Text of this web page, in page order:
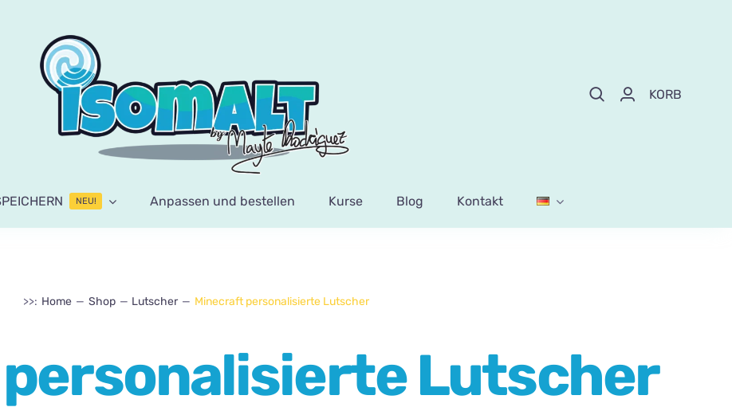
KORB
NEU! Anpassen und bestellen Kurse Blog Kontakt
>>: Home Shop Lutscher Minecraft personalisierte Lutscher
Lutscher